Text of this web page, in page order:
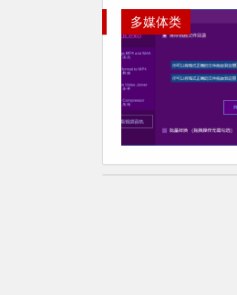
多媒体类